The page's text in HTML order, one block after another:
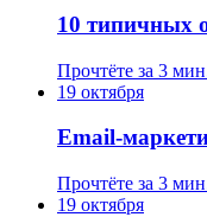
10 типичных
Прочтёте за 3
19 октября
Email-
Прочтёте за 3
19 октября